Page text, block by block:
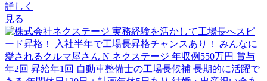
詳しく
見る